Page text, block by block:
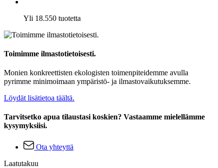
Yli 18.550 tuotetta
Toimimme ilmastotietoisesti.
Monien konkreettisten ekologisten toimenpiteidemme avulla
pyrimme minimoimaan ympäristö- ja ilmastovaikutuksemme.
Löydät lisätietoa täältä.
Tarvitsetko apua tilaustasi koskien? Vastaamme mielellämme
kysymyksiisi.
Ota yhteyttä
Laatutakuu